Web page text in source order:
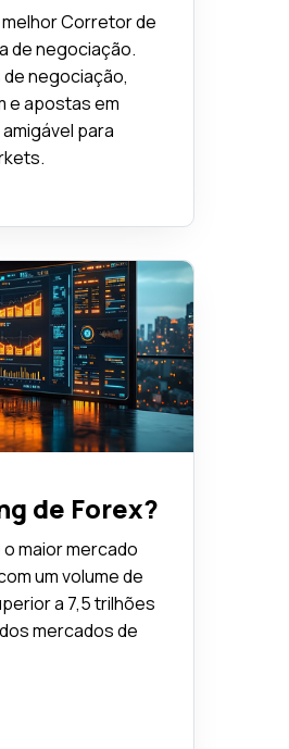
Corretor de
de negociação.
negociação,
e apostas em
para
de Forex?
maior mercado
um volume de
a 7,5 trilhões
mercados de